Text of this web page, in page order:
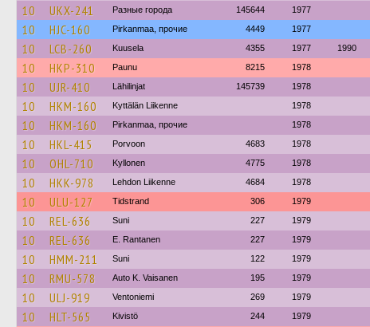
10 UKX-241 Разные города 145644 1977
10 HJC-160 Pirkanmaa, прочие 4449 1977
10 LCB-260 Kuusela 4355 1977 1990
10 HKP-310 Paunu 8215 1978
10 UJR-410 Lähilinjat 145739 1978
10 HKM-160 Kyttälän Liikenne 1978
10 HKM-160 Pirkanmaa, прочие 1978
10 HKL-415 Porvoon 4683 1978
10 OHL-710 Kyllonen 4775 1978
10 HKK-978 Lehdon Liikenne 4684 1978
10 ULU-127 Tidstrand 306 1979
10 REL-636 Suni 227 1979
10 REL-636 E. Rantanen 227 1979
10 HMM-211 Suni 122 1979
10 RMU-578 Auto K. Vaisanen 195 1979
10 ULJ-919 Ventoniemi 269 1979
10 HLT-565 Kivistö 244 1979